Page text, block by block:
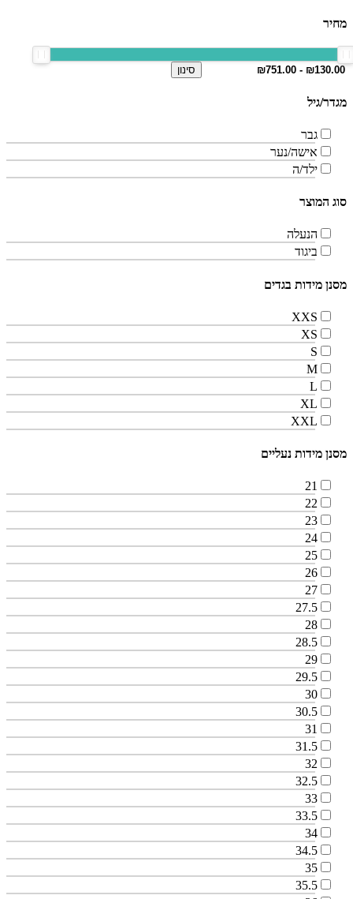
מחיר
סינון
מגדר/גיל
גבר
אישה/נער
ילד/ה
סוג המוצר
הנעלה
ביגוד
מסנן מידות בגדים
XXS
XS
S
M
L
XL
XXL
מסנן מידות נעליים
21
22
23
24
25
26
27
27.5
28
28.5
29
29.5
30
30.5
31
31.5
32
32.5
33
33.5
34
34.5
35
35.5